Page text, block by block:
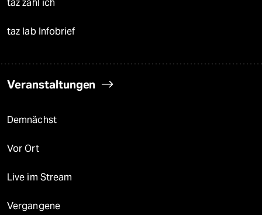
taz zahl ich
taz lab Infobrief
Veranstaltungen
Demnächst
Vor Ort
Live im Stream
Vergangene